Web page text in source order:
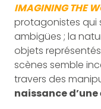
IMAGINING THE
protagonistes qui
ambigües ; la
objets
scènes semble
travers des
naissance